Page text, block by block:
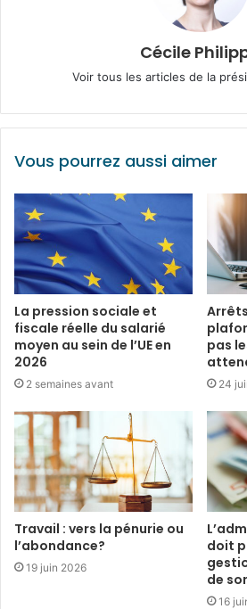
Cécile
Voir tous les articles de la
Vous pourrez aussi aimer
La pression sociale et
fiscale réelle du salarié
moyen au sein de l’UE en
2026
2 semaines avant
pas
24
Travail : vers la pénurie ou
l’abondance?
19 juin 2026
doit
de
16